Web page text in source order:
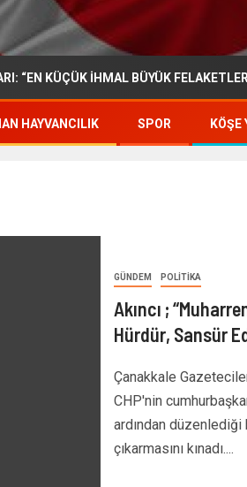
İHMAL BÜYÜK FELAKETLERE YOL
HAYVANCILIK SPOR KÖŞE
GÜNDEM POLITIKA
Akıncı ;
Hürdür, Sansür
Çanakkale
CHP'nin
ardından düzenlediği
çıkarmasını kınadı....